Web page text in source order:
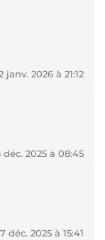
janv. 2026 à 21:12
déc. 2025 à 08:45
déc. 2025 à 15:41